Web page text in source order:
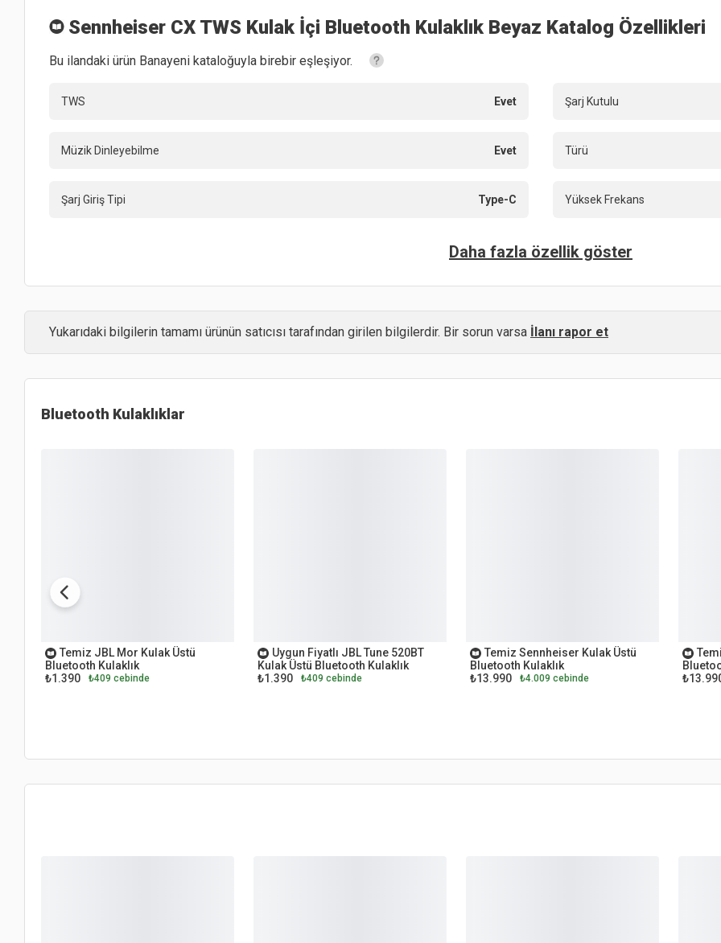
Sennheiser CX TWS Kulak İçi Bluetooth Kulaklık Beyaz Katalog Özellikleri
Bu ilandaki ürün Banayeni kataloğuyla birebir eşleşiyor.
TWS Evet Şarj Kutulu
Müzik Dinleyebilme Evet Türü
Şarj Giriş Tipi Type-C Yüksek Frekans
Daha fazla özellik göster
Yukarıdaki bilgilerin tamamı ürünün satıcısı tarafından girilen bilgilerdir. Bir sorun varsa İlanı rapor et
Bluetooth Kulaklıklar
Temiz JBL Mor Kulak Üstü
Bluetooth Kulaklık
₺1.390
₺409 cebinde
Uygun Fiyatlı JBL Tune 520BT
Kulak Üstü Bluetooth Kulaklık
₺1.390
₺409 cebinde
Temiz Sennheiser Kulak Üstü
Bluetooth Kulaklık
₺13.990
₺4.009 cebinde